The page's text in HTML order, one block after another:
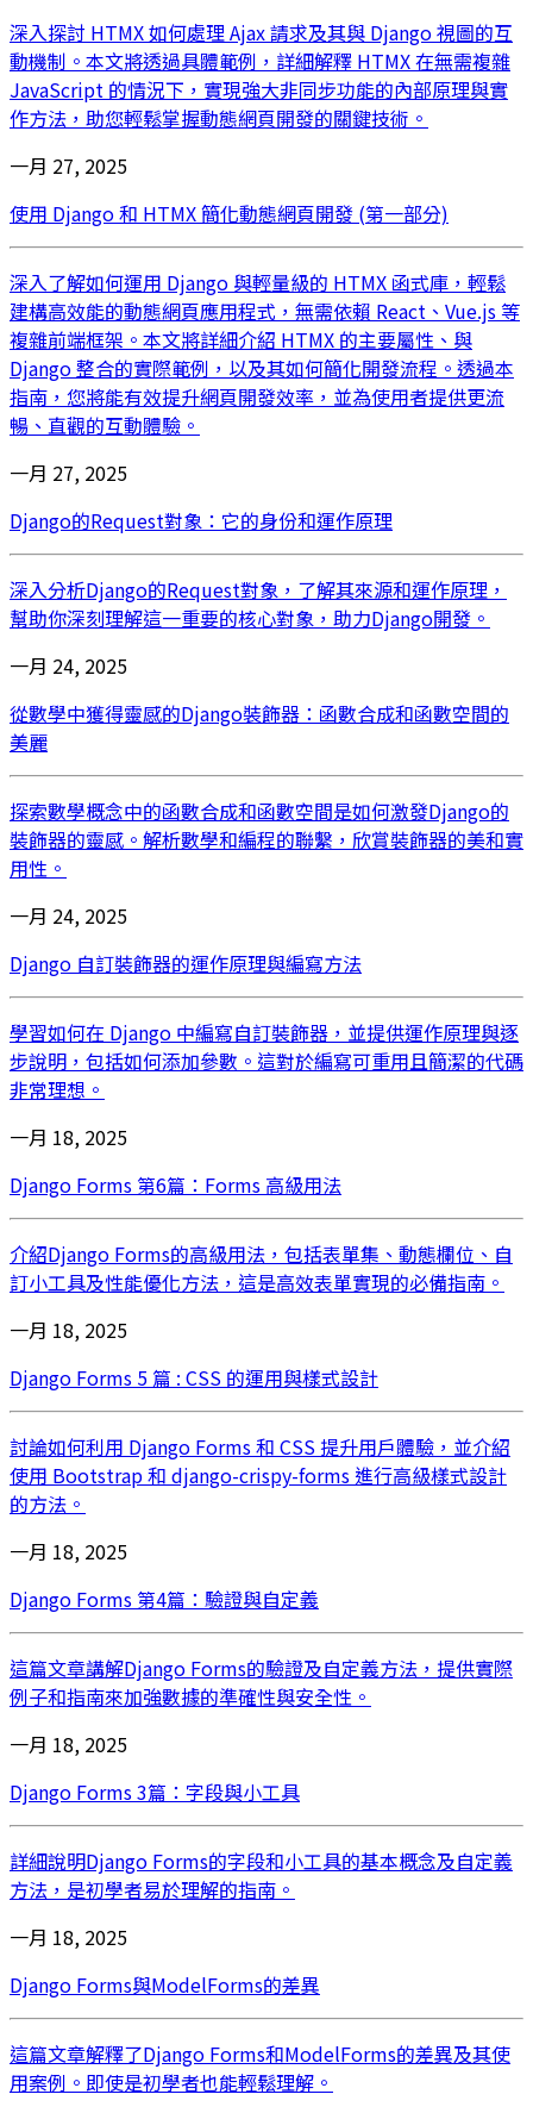
深入探討 HTMX 如何處理 Ajax 請求及其與 Django 視圖的互
動機制。本文將透過具體範例，詳細解釋 HTMX 在無需複雜
JavaScript 的情況下，實現強大非同步功能的內部原理與實
作方法，助您輕鬆掌握動態網頁開發的關鍵技術。
一月 27, 2025
使用 Django 和 HTMX 簡化動態網頁開發 (第一部分)
深入了解如何運用 Django 與輕量級的 HTMX 函式庫，輕鬆
建構高效能的動態網頁應用程式，無需依賴 React、Vue.js 等
複雜前端框架。本文將詳細介紹 HTMX 的主要屬性、與
Django 整合的實際範例，以及其如何簡化開發流程。透過本
指南，您將能有效提升網頁開發效率，並為使用者提供更流
暢、直觀的互動體驗。
一月 27, 2025
Django的Request對象：它的身份和運作原理
深入分析Django的Request對象，了解其來源和運作原理，
幫助你深刻理解這一重要的核心對象，助力Django開發。
一月 24, 2025
從數學中獲得靈感的Django裝飾器：函數合成和函數空間的
美麗
探索數學概念中的函數合成和函數空間是如何激發Django的
裝飾器的靈感。解析數學和編程的聯繫，欣賞裝飾器的美和實
用性。
一月 24, 2025
Django 自訂裝飾器的運作原理與編寫方法
學習如何在 Django 中編寫自訂裝飾器，並提供運作原理與逐
步說明，包括如何添加參數。這對於編寫可重用且簡潔的代碼
非常理想。
一月 18, 2025
Django Forms 第6篇：Forms 高級用法
介紹Django Forms的高級用法，包括表單集、動態欄位、自
訂小工具及性能優化方法，這是高效表單實現的必備指南。
一月 18, 2025
Django Forms 5 篇 : CSS 的運用與樣式設計
討論如何利用 Django Forms 和 CSS 提升用戶體驗，並介紹
使用 Bootstrap 和 django-crispy-forms 進行高級樣式設計
的方法。
一月 18, 2025
Django Forms 第4篇：驗證與自定義
這篇文章講解Django Forms的驗證及自定義方法，提供實際
例子和指南來加強數據的準確性與安全性。
一月 18, 2025
Django Forms 3篇：字段與小工具
詳細說明Django Forms的字段和小工具的基本概念及自定義
方法，是初學者易於理解的指南。
一月 18, 2025
Django Forms與ModelForms的差異
這篇文章解釋了Django Forms和ModelForms的差異及其使
用案例。即使是初學者也能輕鬆理解。